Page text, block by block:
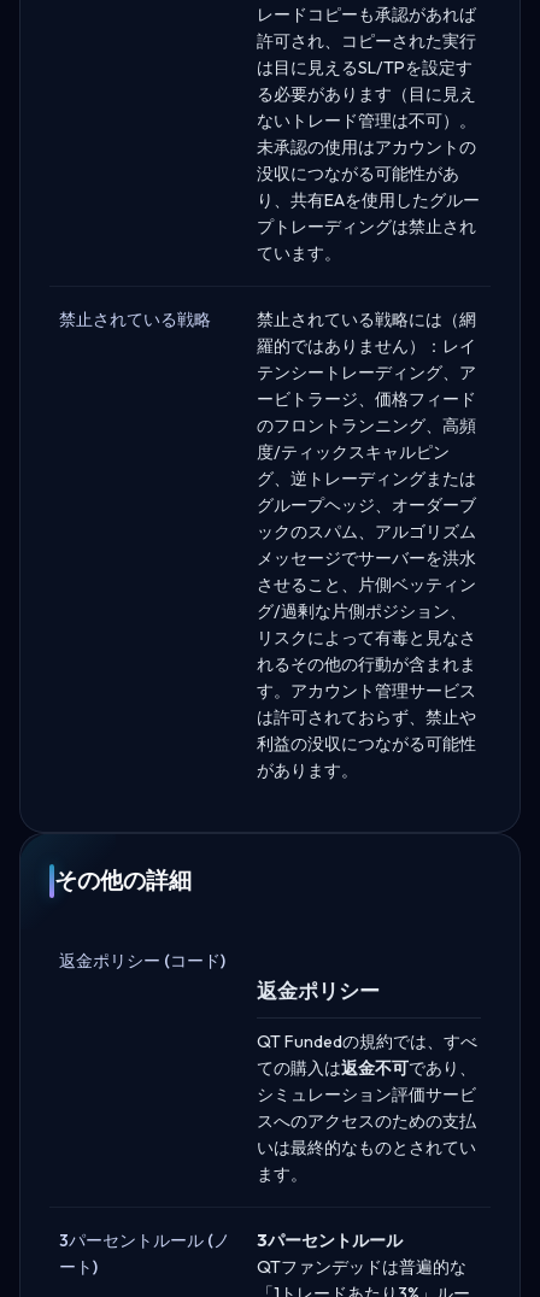
レードコピーも承認があれば
許可され、コピーされた実行
は目に見えるSL/TPを設定す
る必要があります（目に見え
ないトレード管理は不可）。
未承認の使用はアカウントの
没収につながる可能性があ
り、共有EAを使用したグルー
プトレーディングは禁止され
ています。
禁止されている戦略
禁止されている戦略には（網
羅的ではありません）：レイ
テンシートレーディング、ア
ービトラージ、価格フィード
のフロントランニング、高頻
度/ティックスキャルピン
グ、逆トレーディングまたは
グループヘッジ、オーダーブ
ックのスパム、アルゴリズム
メッセージでサーバーを洪水
させること、片側ベッティン
グ/過剰な片側ポジション、
リスクによって有毒と見なさ
れるその他の行動が含まれま
す。アカウント管理サービス
は許可されておらず、禁止や
利益の没収につながる可能性
があります。
その他の詳細
返金ポリシー (コード)
返金ポリシー
QT Fundedの規約では、すべ
ての購入は返金不可であり、
シミュレーション評価サービ
スへのアクセスのための支払
いは最終的なものとされてい
ます。
3パーセントルール (ノ
ート)
3パーセントルール
QTファンデッドは普遍的な